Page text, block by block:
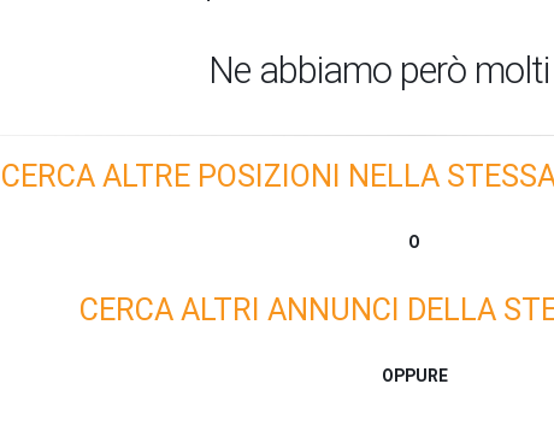
Ne abbiamo però
CERCA ALTRE POSIZIONI NELLA
O
CERCA ALTRI ANNUNCI DELLA
OPPURE